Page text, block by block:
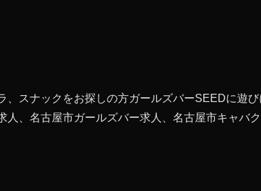
スナックをお探しの方ガールズバーSEEDに遊び
人、名古屋市ガールズバー求人、名古屋市キャバ